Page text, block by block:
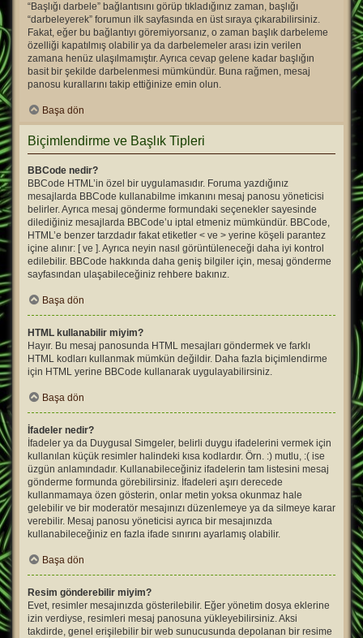
“Başlığı darbele” bağlantısını görüp tıkladığınız zaman, başlığı
“darbeleyerek” forumun ilk sayfasında en üst sıraya çıkarabilirsiniz.
Fakat, eğer bu bağlantıyı göremiyorsanız, o zaman başlık darbeleme
özelliği kapatılmış olabilir ya da darbelemeler arası izin verilen
zamana henüz ulaşılmamıştır. Ayrıca cevap gelene kadar başlığın
basit bir şekilde darbelenmesi mümkündür. Buna rağmen, mesaj
panosu kurallarını takip ettiğinize emin olun.
Başa dön
Biçimlendirme ve Başlık Tipleri
BBCode nedir?
BBCode HTML’in özel bir uygulamasıdır. Foruma yazdığınız
mesajlarda BBCode kullanabilme imkanını mesaj panosu yöneticisi
belirler. Ayrıca mesaj gönderme formundaki seçenekler sayesinde
dilediğiniz mesajlarda BBCode’u iptal etmeniz mümkündür. BBCode,
HTML’e benzer tarzdadır fakat etiketler < ve > yerine köşeli parantez
içine alınır: [ ve ]. Ayrıca neyin nasıl görüntüleneceği daha iyi kontrol
edilebilir. BBCode hakkında daha geniş bilgiler için, mesaj gönderme
sayfasından ulaşabileceğiniz rehbere bakınız.
Başa dön
HTML kullanabilir miyim?
Hayır. Bu mesaj panosunda HTML mesajları göndermek ve farklı
HTML kodları kullanmak mümkün değildir. Daha fazla biçimlendirme
için HTML yerine BBCode kullanarak uygulayabilirsiniz.
Başa dön
İfadeler nedir?
İfadeler ya da Duygusal Simgeler, belirli duygu ifadelerini vermek için
kullanılan küçük resimler halindeki kısa kodlardır. Örn. :) mutlu, :( ise
üzgün anlamındadır. Kullanabileceğiniz ifadelerin tam listesini mesaj
gönderme formunda görebilirsiniz. İfadeleri aşırı derecede
kullanmamaya özen gösterin, onlar metin yoksa okunmaz hale
gelebilir ve bir moderatör mesajınızı düzenlemeye ya da silmeye karar
verebilir. Mesaj panosu yöneticisi ayrıca bir mesajınızda
kullanabileceğiniz en fazla ifade sınırını ayarlamış olabilir.
Başa dön
Resim gönderebilir miyim?
Evet, resimler mesajınızda gösterilebilir. Eğer yönetim dosya eklerine
izin verdiyse, resimleri mesaj panosuna yükleyebilirsiniz. Aksi
takdirde, genel erişilebilir bir web sunucusunda depolanan bir resime